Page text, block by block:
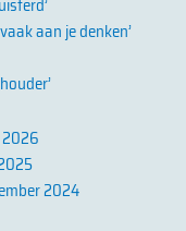
aan je denken’
2024